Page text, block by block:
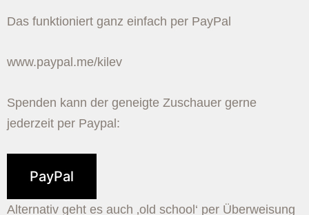
Das funktioniert ganz einfach per PayPal
www.paypal.me/kilev
Spenden kann der geneigte Zuschauer gerne
jederzeit per Paypal:
PayPal
Alternativ geht es auch ‚old school‘ per Überweisung